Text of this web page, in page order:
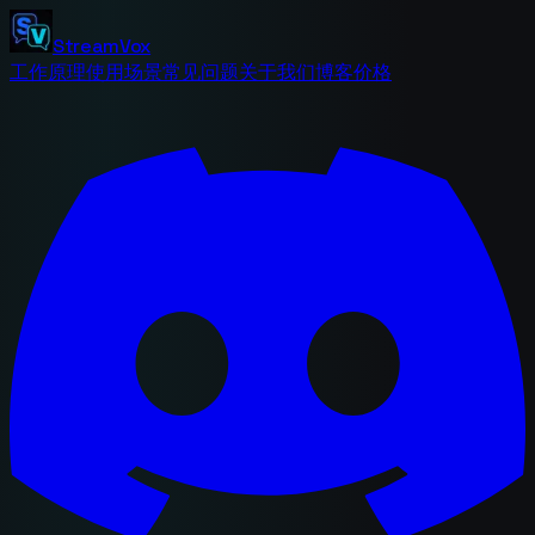
StreamVox
工作原理使用场景常见问题关于我们博客价格